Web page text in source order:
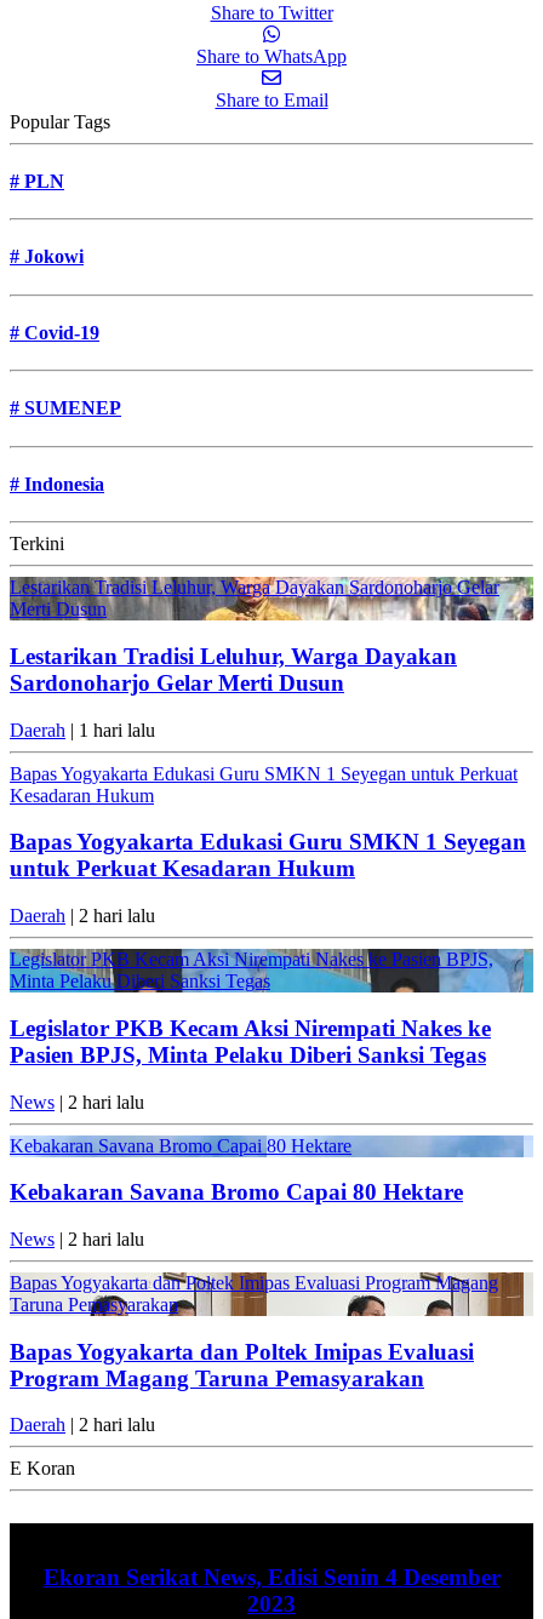
Share to Twitter
Share to WhatsApp
Share to Email
Popular Tags
# PLN
# Jokowi
# Covid-19
# SUMENEP
# Indonesia
Terkini
Lestarikan Tradisi Leluhur, Warga Dayakan Sardonoharjo Gelar
Merti Dusun
Lestarikan Tradisi Leluhur, Warga Dayakan
Sardonoharjo Gelar Merti Dusun
Daerah | 1 hari lalu
Bapas Yogyakarta Edukasi Guru SMKN 1 Seyegan untuk Perkuat
Kesadaran Hukum
Bapas Yogyakarta Edukasi Guru SMKN 1 Seyegan
untuk Perkuat Kesadaran Hukum
Daerah | 2 hari lalu
Legislator PKB Kecam Aksi Nirempati Nakes ke Pasien BPJS,
Minta Pelaku Diberi Sanksi Tegas
Legislator PKB Kecam Aksi Nirempati Nakes ke
Pasien BPJS, Minta Pelaku Diberi Sanksi Tegas
News | 2 hari lalu
Kebakaran Savana Bromo Capai 80 Hektare
Kebakaran Savana Bromo Capai 80 Hektare
News | 2 hari lalu
Bapas Yogyakarta dan Poltek Imipas Evaluasi Program Magang
Taruna Pemasyarakan
Bapas Yogyakarta dan Poltek Imipas Evaluasi
Program Magang Taruna Pemasyarakan
Daerah | 2 hari lalu
E Koran
Ekoran Serikat News, Edisi Senin 4 Desember
2023